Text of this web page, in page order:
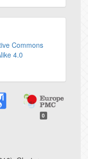
Commons
4.0
0